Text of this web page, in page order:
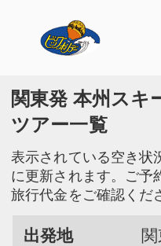
関東発 本州スキ
ツアー一覧
表示されている空き状
に更新されます。ご予
旅行代金をご確認くだ
出発地